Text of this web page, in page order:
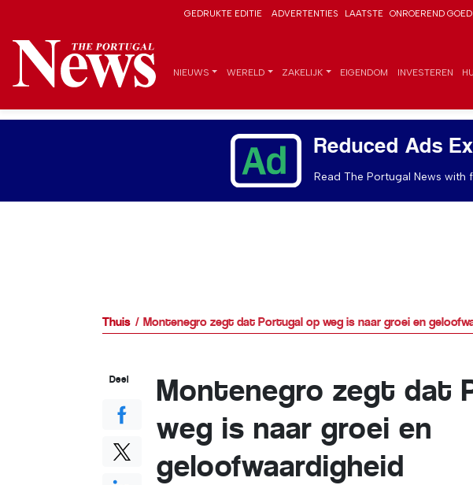
GEDRUKTE EDITIE ADVERTENTIES LAATSTE ONROEREND GOED
NIEUWS WERELD ZAKELIJK EIGENDOM INVESTEREN
Reduced Ads
Read The Portugal News
Thuis Montenegro zegt dat Portugal op weg is naar groei en
Montenegro zegt dat
weg is naar groei en
geloofwaardigheid
Deel